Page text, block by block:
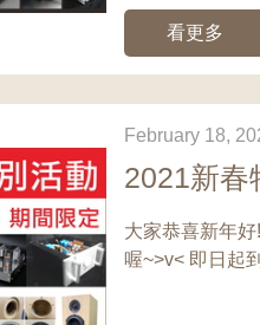
看更多
February 18,
2021新春
大家恭喜新年
喔~>v< 即日起